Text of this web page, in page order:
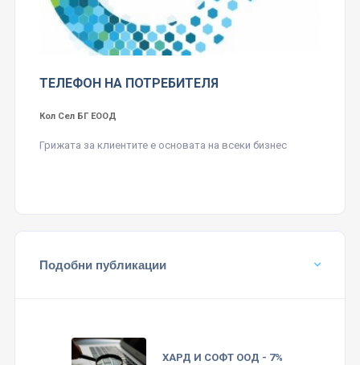
ТЕЛЕФОН НА ПОТРЕБИТЕЛЯ
Кол Сел БГ ЕООД
Грижата за клиентите е основата на всеки бизнес
Подобни публикации
ХАРД И СОФТ ООД - 7%